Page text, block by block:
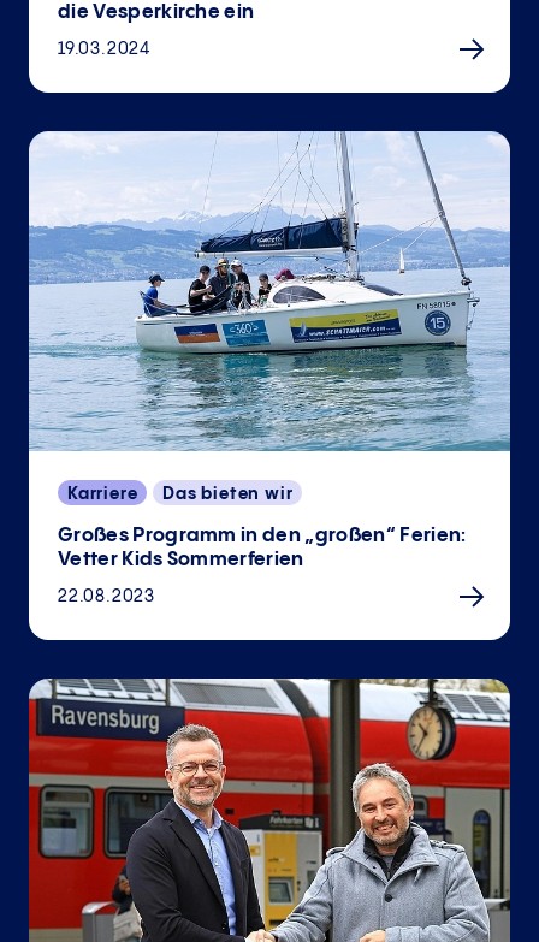
die Vesperkirche ein
19.03.2024
Karriere Das bieten wir
Großes Programm in den „großen“ Ferien:
Vetter Kids Sommerferien
22.08.2023